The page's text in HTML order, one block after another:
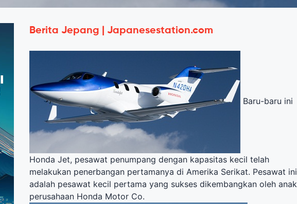
Berita Jepang | Japanesestation.com
Baru-baru ini
Honda Jet, pesawat penumpang dengan kapasitas kecil telah
melakukan penerbangan pertamanya di Amerika Serikat. Pesawat ini
adalah pesawat kecil pertama yang sukses dikembangkan oleh anak
perusahaan Honda Motor Co.